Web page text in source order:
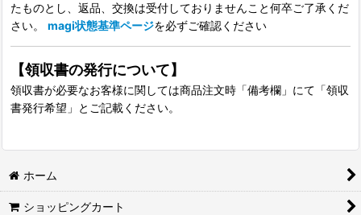
たものとし、返品、交換は受付しておりませんこと何卒ご了承くだ
さい。 magi状態基準ページを必ずご確認ください
【領収書の発行について】
領収書が必要なお客様に関しては商品注文時「備考欄」にて「領収
書発行希望」とご記載ください。
ホーム
ショッピングカート